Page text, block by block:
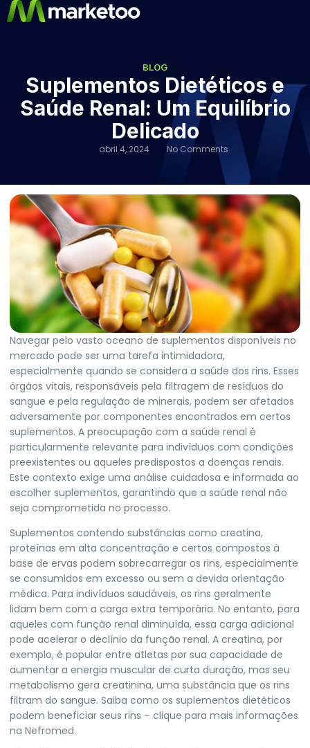
BLOG
Suplementos Dietéticos e
Saúde Renal: Um Equilíbrio
Delicado
abril 4, 2024 No Comments
Navegar pelo vasto oceano de suplementos disponíveis no
mercado pode ser uma tarefa intimidadora,
especialmente quando se considera a saúde dos rins. Esses
órgãos vitais, responsáveis pela filtragem de resíduos do
sangue e pela regulação de minerais, podem ser afetados
adversamente por componentes encontrados em certos
suplementos. A preocupação com a saúde renal é
particularmente relevante para indivíduos com condições
preexistentes ou aqueles predispostos a doenças renais.
Este contexto exige uma análise cuidadosa e informada ao
escolher suplementos, garantindo que a saúde renal não
seja comprometida no processo.
Suplementos contendo substâncias como creatina,
proteínas em alta concentração e certos compostos à
base de ervas podem sobrecarregar os rins, especialmente
se consumidos em excesso ou sem a devida orientação
médica. Para indivíduos saudáveis, os rins geralmente
lidam bem com a carga extra temporária. No entanto, para
aqueles com função renal diminuída, essa carga adicional
pode acelerar o declínio da função renal. A creatina, por
exemplo, é popular entre atletas por sua capacidade de
aumentar a energia muscular de curta duração, mas seu
metabolismo gera creatinina, uma substância que os rins
filtram do sangue. Saiba como os suplementos dietéticos
podem beneficiar seus rins – clique para mais informações
na Nefromed.